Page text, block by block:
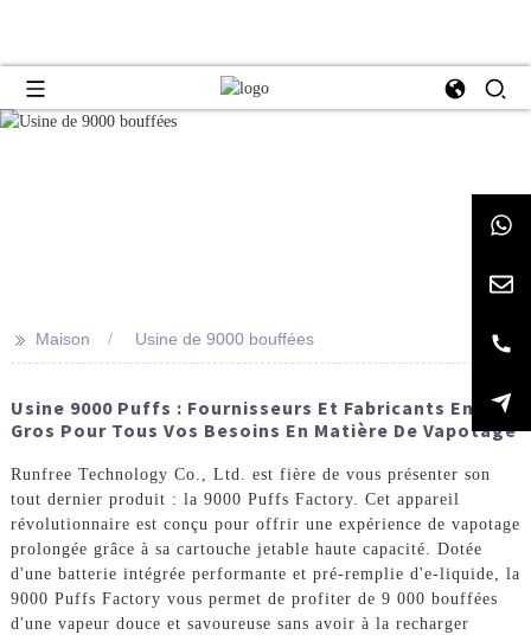
>> Maison Usine de 9000 bouffées
Usine 9000 Puffs : Fournisseurs Et Fabricants En
Gros Pour Tous Vos Besoins En Matière De Vapotage
Runfree Technology Co., Ltd. est fière de vous présenter son
tout dernier produit : la 9000 Puffs Factory. Cet appareil
révolutionnaire est conçu pour offrir une expérience de vapotage
prolongée grâce à sa cartouche jetable haute capacité. Dotée
d'une batterie intégrée performante et pré-remplie d'e-liquide, la
9000 Puffs Factory vous permet de profiter de 9 000 bouffées
d'une vapeur douce et savoureuse sans avoir à la recharger